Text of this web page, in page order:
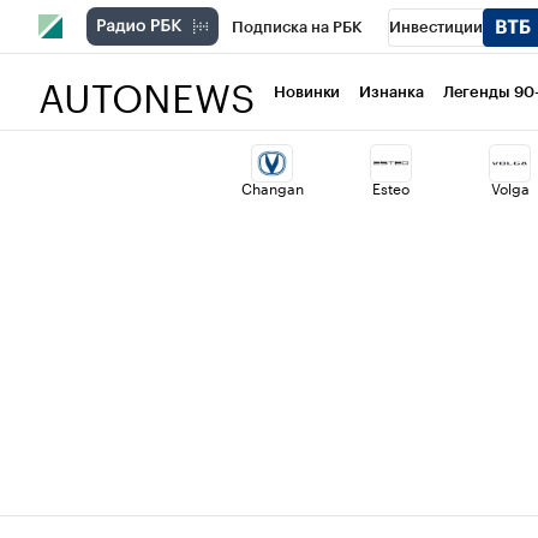
Подписка на РБК Инвестиции
Национальные проекты Город
Кредитные рейтинги Франшизы
AUTONEWS Новинки Изнанка Легенды
Changan Esteo Volga